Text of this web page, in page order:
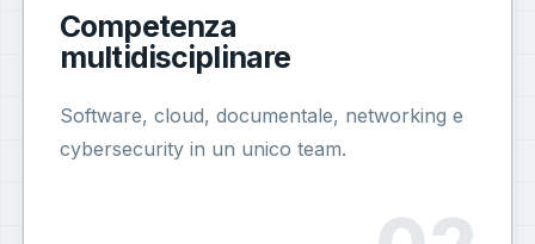
Competenza
multidisciplinare
Software, cloud, documentale, networking e
cybersecurity in un unico team.